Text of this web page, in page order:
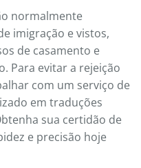
normalmente
imigração e vistos,
de casamento e
Para evitar a rejeição
com um serviço de
em traduções
sua certidão de
e precisão hoje